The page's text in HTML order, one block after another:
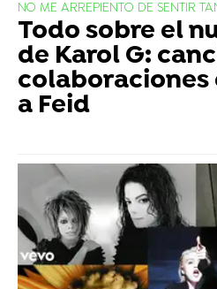
NO ME ARREPIENTO DE SENTIR
Todo sobre el
de Karol G:
colaboraciones
a Feid